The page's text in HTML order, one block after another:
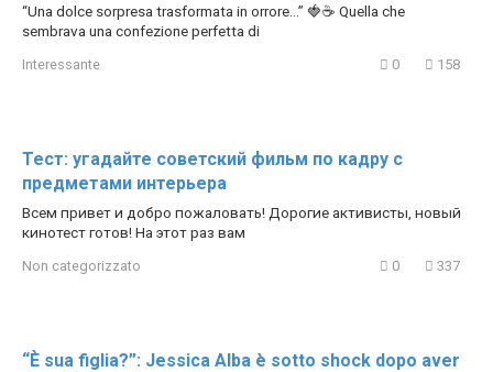
“Una dolce sorpresa trasformata in orrore…” 🍓☕ Quella che
sembrava una confezione perfetta di
Interessante 0 158
Тест: угадайте советский фильм по кадру с
предметами интерьера
Всем привет и добро пожаловать! Дорогие активисты, новый
кинотест готов! На этот раз вам
Non categorizzato 0 337
“È sua figlia?”: Jessica Alba è sotto shock dopo aver